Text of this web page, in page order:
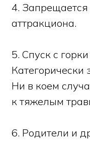
4. Запрещается
аттракциона.
5. Спуск с
Категорически
Ни в коем
к тяжелым
6. Родители и